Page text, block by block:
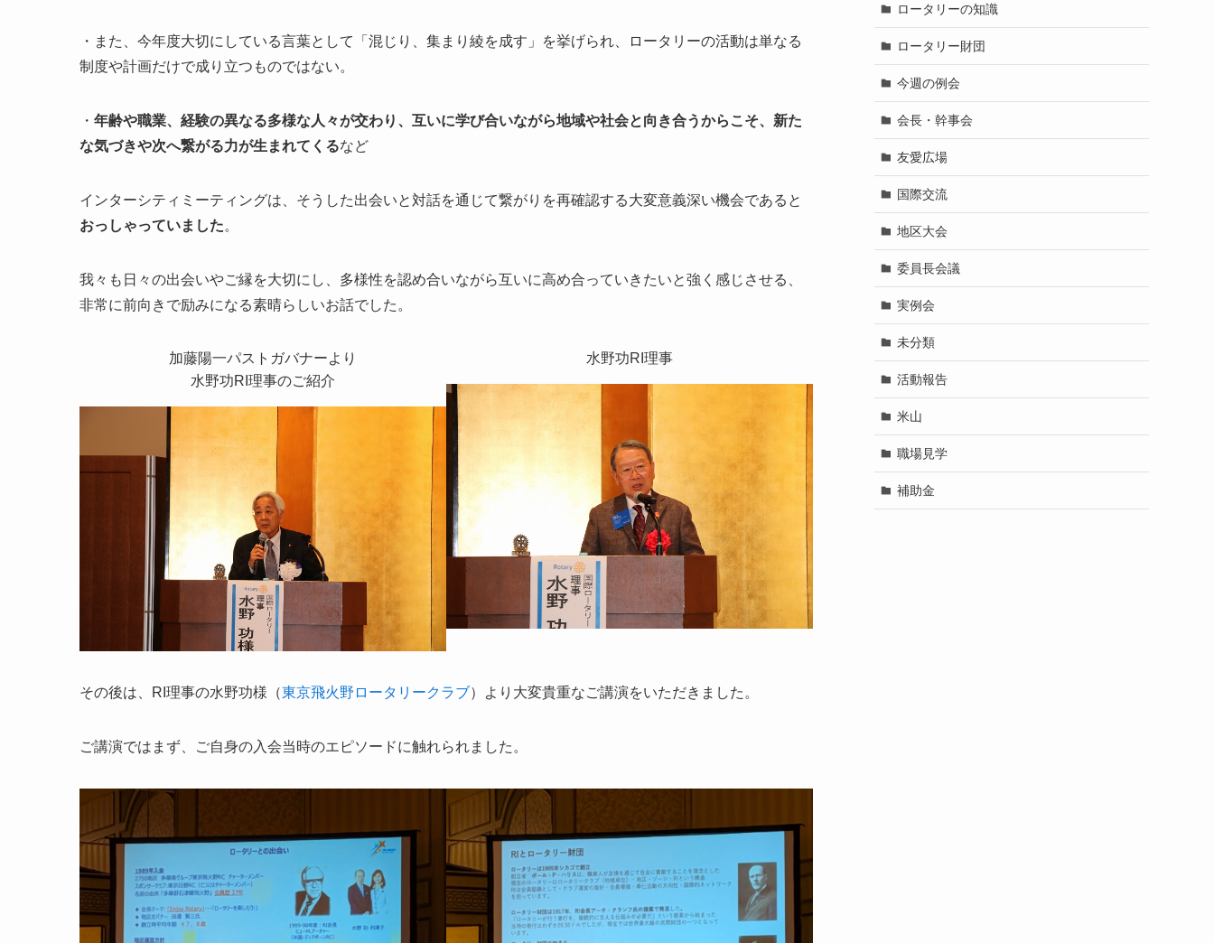
・また、今年度大切にしている言葉として「混じり、集まり綾を成す」を挙げられ、ロータリーの活動は単なる
制度や計画だけで成り立つものではない。
・ 年齢や職業、経験の異なる多様な人々が交わり、互いに学び合いながら地域や社会と向き合うからこそ、新た
な気づきや次へ繋がる力が生まれてくるなど
インターシティミーティングは、そうした出会いと対話を通じて繋がりを再確認する大変意義深い機会であると
おっしゃっていました。
我々も日々の出会いやご縁を大切にし、多様性を認め合いながら互いに高め合っていきたいと強く感じさせる、
非常に前向きで励みになる素晴らしいお話でした。
加藤陽一パストガバナーより
水野功RI理事のご紹介
水野功RI理事
その後は、RI理事の水野功様（東京飛火野ロータリークラブ）より大変貴重なご講演をいただきました。
ご講演ではまず、ご自身の入会当時のエピソードに触れられました。
ロータリーの知識
ロータリー財団
今週の例会
会長・幹事会
友愛広場
国際交流
地区大会
委員長会議
実例会
未分類
活動報告
米山
職場見学
補助金